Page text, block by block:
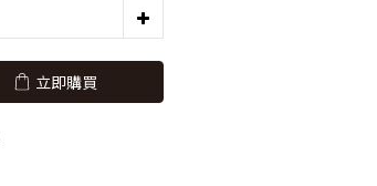
立即購買